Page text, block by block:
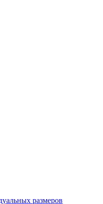
размеров